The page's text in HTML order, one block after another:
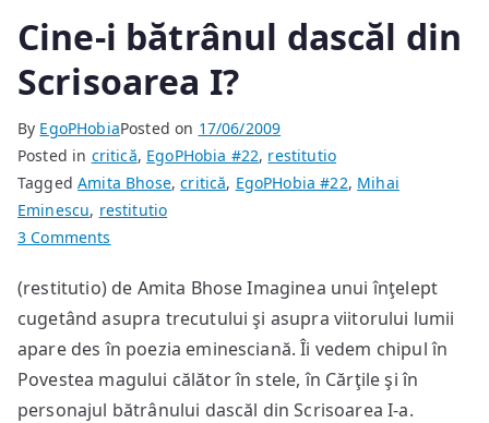
Cine-i bătrânul dascăl din
Scrisoarea I?
By EgoPHobiaPosted on 17/06/2009
Posted in critică, EgoPHobia #22, restitutio
TaggedAmita Bhose,critică, EgoPHobia #22, Mihai
Eminescu, restitutio
3 Comments
i
bătrânul
dascăl
din
Scrisoarea
(restitutio) de Amita Bhose Imaginea unui înţelept
cugetând asupra trecutului şi asupra viitorului lumii
apare des în poezia eminesciană. Îi vedem chipul în
Povestea magului călător în stele, în Cărţile şi în
personajul bătrânului dascăl din Scrisoarea I-a.